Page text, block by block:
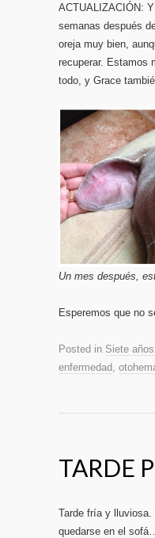
ACTUALIZACIÓN:
semanas después
oreja muy bien,
recuperar. Estamos
todo, y Grace
Un mes después,
Esperemos que no
Posted in Siete
enfermedad
TARDE
Tarde fría y lluviosa.
quedarse en el